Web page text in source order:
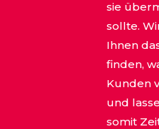
sie
sollte.
Ihnen
finden,
Kunden
und
somit